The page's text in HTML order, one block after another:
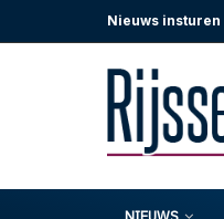
Nieuws insturen